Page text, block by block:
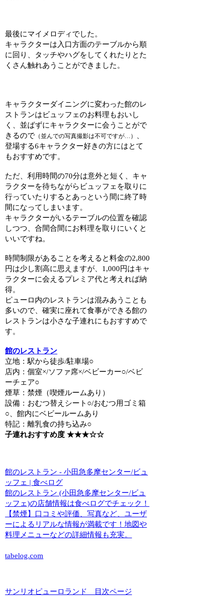
最後にマイメロディでした。
キャラクターは入口方面のテーブルから順
に回り、タッチやハグをしてくれたりとた
くさん触れあうことができました。
キャラクターダイニングに変わった館のレ
ストランはビュッフェのお料理もおいし
く、並ばずにキャラクターに会うことがで
きるので （並んでの写真撮影は不可ですが…）
、
登場する6キャラクター好きの方にはとて
もおすすめです。
ただ、利用時間の70分は意外と短く、キャ
ラクターを待ちながらビュッフェを取りに
行っていたりするとあっという間に終了時
間になってしまいます。
キャラクターがいるテーブルの位置を確認
しつつ、合間合間にお料理を取りにいくと
いいですね。
時間制限があることを考えると料金の2,800
円は少し割高に思えますが、1,000円はキャ
ラクターに会えるプレミア代と考えれば納
得。
ピューロ内のレストランは混みあうことも
多いので、確実に座れて食事ができる館の
レストランは小さな子連れにもおすすめで
す。
館のレストラン
立地：駅から徒歩/駐車場○
店内：個室×/ソファ席×/ベビーカー○/ベビ
ーチェア○
煙草：禁煙（喫煙ルームあり）
設備：おむつ替えシート○/おむつ用ゴミ箱
○、館内にベビールームあり
特記：離乳食の持ち込み○
子連れおすすめ度 ★★★☆☆
館のレストラン - 小田急多摩センター/ビュ
ッフェ | 食べログ
館のレストラン (小田急多摩センター/ビュ
ッフェ)の店舗情報は食べログでチェック！
【禁煙】口コミや評価、写真など、ユーザ
ーによるリアルな情報が満載です！地図や
料理メニューなどの詳細情報も充実。
tabelog.com
サンリオピューロランド 目次ページ